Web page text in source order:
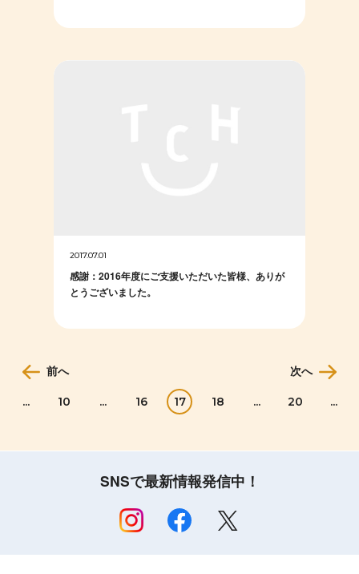
2017.07.01
感謝：2016年度にご支援いただいた皆様、ありが
とうございました。
前へ
... 10 ... 16 17 18 ... 20 ...
次へ
SNSで最新情報発信中！